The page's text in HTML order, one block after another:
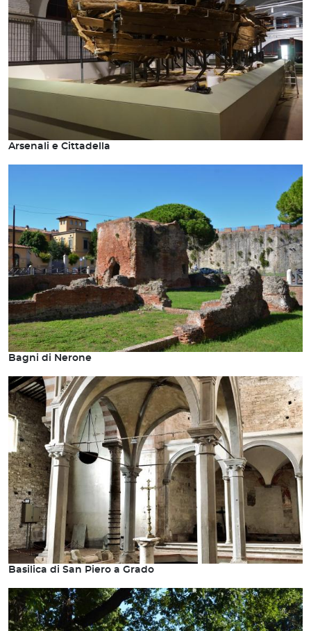
Arsenali e Cittadella
Bagni di Nerone
Basilica di San Piero a Grado